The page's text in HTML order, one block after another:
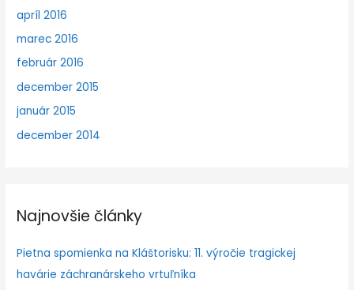
apríl 2016
marec 2016
február 2016
december 2015
január 2015
december 2014
Najnovšie články
Pietna spomienka na Kláštorisku: 11. výročie tragickej
havárie záchranárskeho vrtuľníka